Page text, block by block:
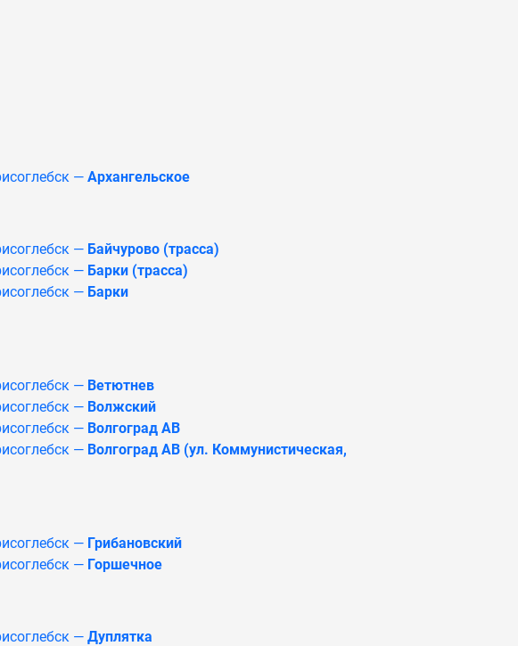
— Архангельское
— Байчурово (трасса)
— Барки (трасса)
— Барки
— Ветютнев
— Волжский
— Волгоград АВ
— Волгоград АВ (ул. Коммунистическая,
— Грибановский
— Горшечное
— Дуплятка